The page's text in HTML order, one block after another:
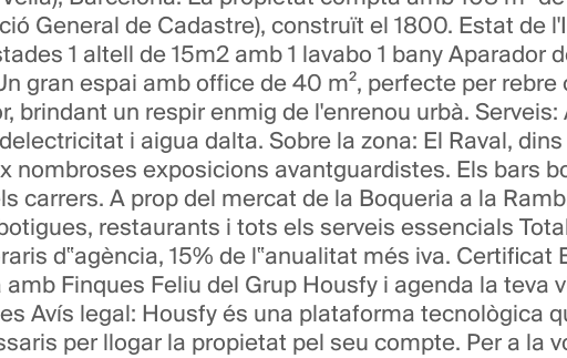
General de Cadastre), construït el 1800. Estat de
1 altell de 15m2 amb 1 lavabo 1 bany Aparador
gran espai amb office de 40 m², perfecte per rebre
brindant un respir enmig de l'enrenou urbà.
i aigua dalta. Sobre la zona: El Raval,
nombroses exposicions avantguardistes. Els bars
carrers. A prop del mercat de la Boqueria a la
restaurants i tots els serveis essencials
d‟agència, 15% de l‟anualitat més iva. Certificat
Finques Feliu del Grup Housfy i agenda la teva
Avís legal: Housfy és una plataforma tecnològica
per llogar la propietat pel seu compte. Per a la